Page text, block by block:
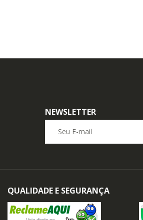
NEWSLETTER
QUALIDADE E SEGURANÇA